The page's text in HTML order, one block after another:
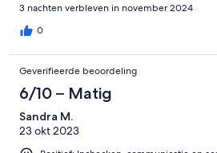
3 nachten verbleven in november 2024
0
Geverifieerde beoordeling
6/10 – Matig
Sandra M.
23 okt 2023